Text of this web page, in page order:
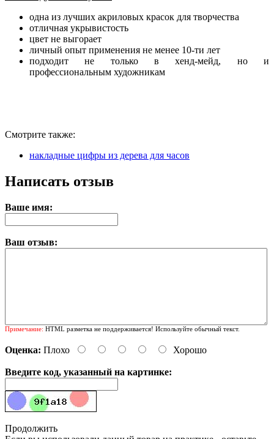
одна из лучших акриловых красок для творчества
отличная укрывистость
цвет не выгорает
личный опыт применения не менее 10-ти лет
подходит не только в хенд-мейд, но и
профессиональным художникам
Смотрите также:
накладные цифры из дерева для часов
Написать отзыв
Ваше имя:
Ваш отзыв:
Примечание: HTML разметка не поддерживается! Используйте обычный текст.
Оценка: Плохо Хорошо
Введите код, указанный на картинке:
Продолжить